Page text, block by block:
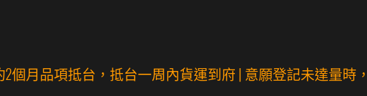
個月品項抵台，抵台一周內貨運到府 | 意願登記未達量時